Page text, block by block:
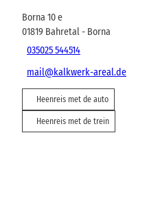
Borna 10 e
01819 Bahretal- Borna
035025 544514
mail@kalkwerk-areal.de
Heenreis met de auto
Heenreis met de trein